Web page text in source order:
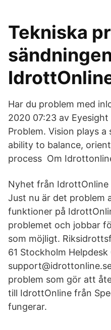
Tekniska
Har du problem med
2020 07:23 av
Problem. Vision plays
ability to balance,
process Om
Nyhet från IdrottOnline
Just nu är det problem
funktioner på
problemet och jobbar
som möjligt.
61 Stockholm
problem som gör att
till IdrottOnline från
fungerar.